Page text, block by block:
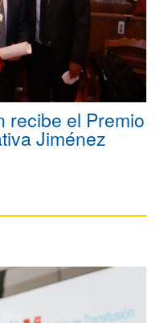
recibe el Premio
Jiménez